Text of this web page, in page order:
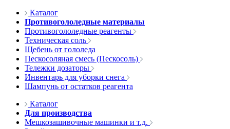
Каталог
Противогололедные материалы
Противогололедные реагенты
Техническая соль
Щебень от гололеда
Пескосоляная смесь (Пескосоль)
Тележки дозаторы
Инвентарь для уборки снега
Шампунь от остатков реагента
Каталог
Для производства
Мешкозашивочные машинки и т.д.